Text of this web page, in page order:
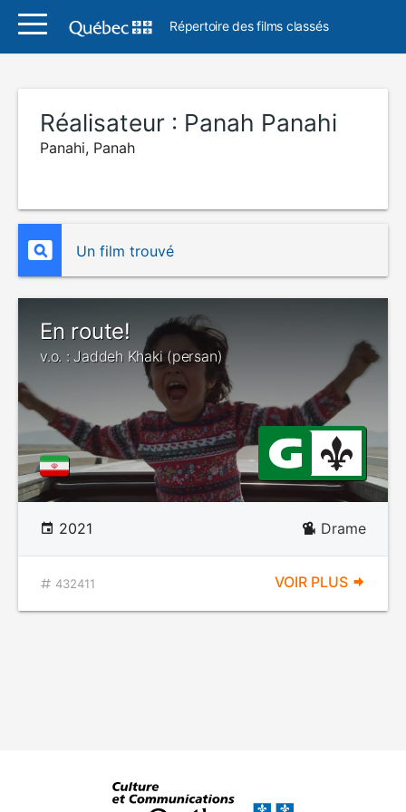
Répertoire des films classés
Réalisateur : Panah Panahi
Panahi, Panah
Un film trouvé
En route!
v.o. : Jaddeh Khaki (persan)
2021 Drame
432411 VOIR PLUS